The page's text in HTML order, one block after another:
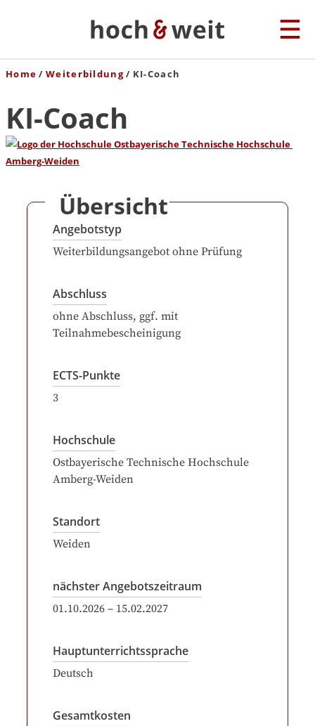
Home Weiterbildung KI-Coach
KI-Coach
Übersicht
Angebotstyp
Weiterbildungsangebot ohne Prüfung
Abschluss
ohne Abschluss, ggf. mit
Teilnahmebescheinigung
ECTS-Punkte
3
Hochschule
Ostbayerische Technische Hochschule
Amberg-Weiden
Standort
Weiden
nächster Angebotszeitraum
01.10.2026 – 15.02.2027
Hauptunterrichtssprache
Deutsch
Gesamtkosten